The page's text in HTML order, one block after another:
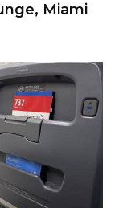
Miami